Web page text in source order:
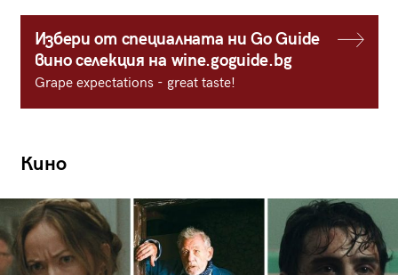
Избери от специалната ни Go Guide
вино селекция на wine.goguide.bg
Grape expectations - great taste!
Кино